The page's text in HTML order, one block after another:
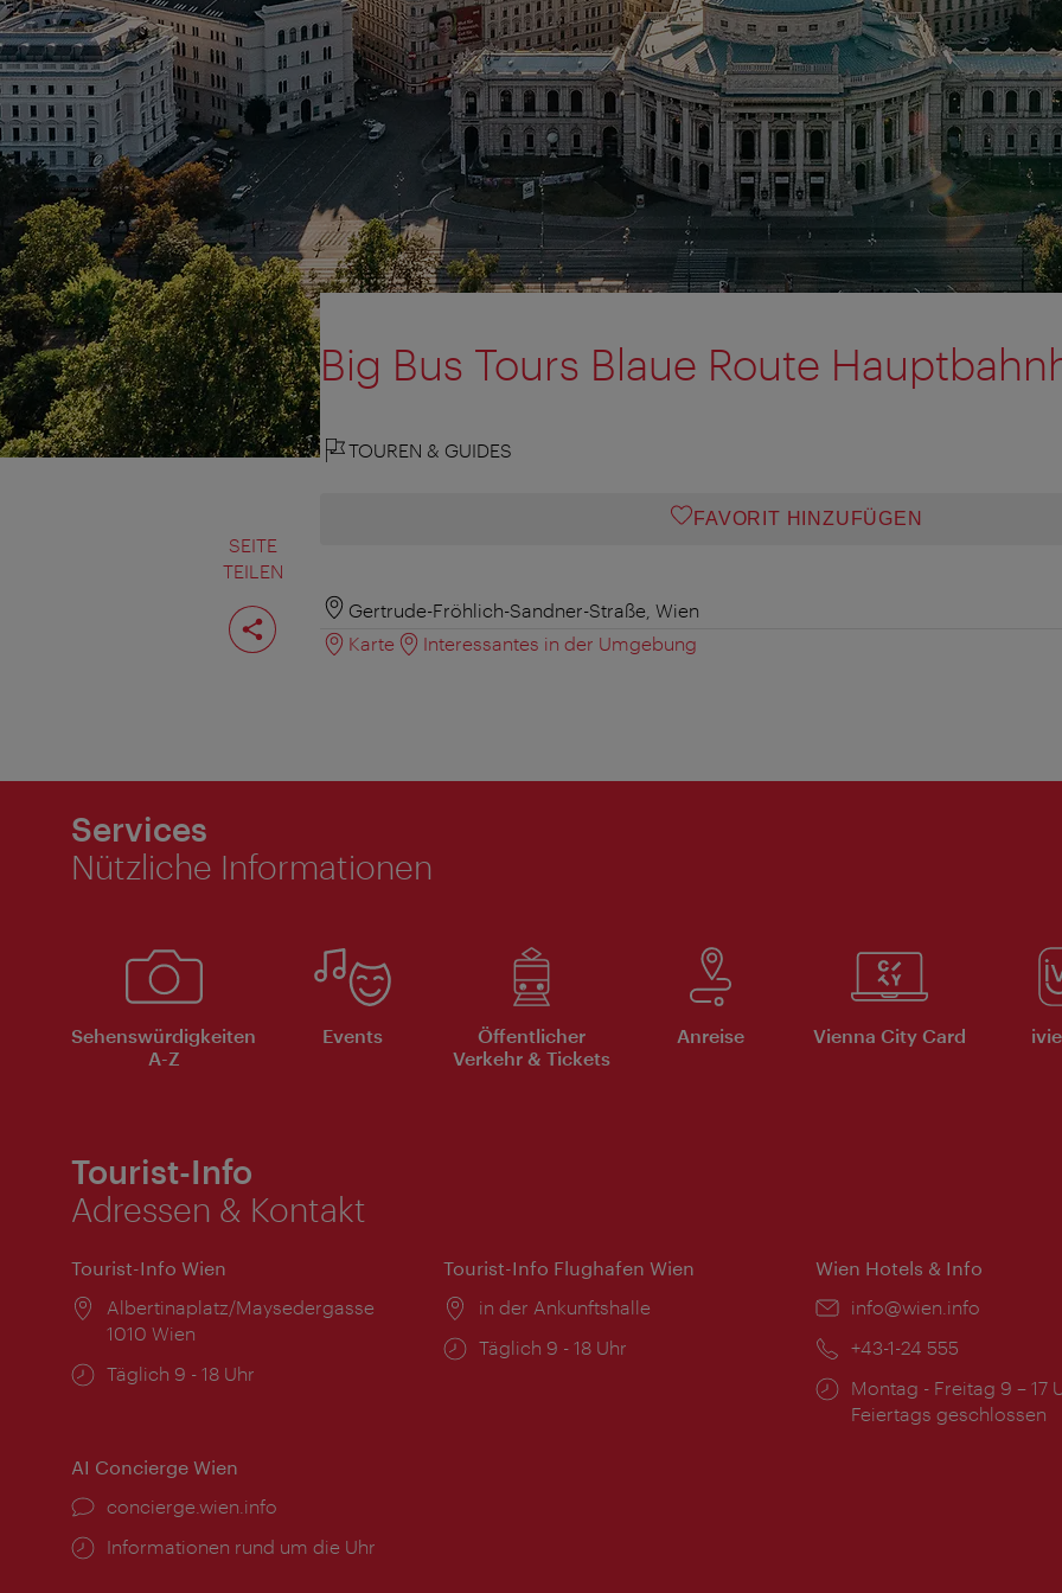
SEITE
TEILEN
Seite
teilen
Big Bus Tours Blaue Route
TOUREN & GUIDES
FAVORIT HINZUFÜGEN
Gertrude-Fröhlich-Sandner-Straße, Wien
Karte
Interessantes in der Umgebung
Services
Nützliche Informationen
Sehenswürdigkeiten
A-Z
Events
Öffentlicher
Verkehr & Tickets
Anreise Vienna City Card
Tourist-Info
Adressen & Kontakt
Tourist-Info Wien
Ort:
Albertinaplatz/Maysedergasse
1010 Wien
Öffnungszeiten:
Täglich 9 - 18 Uhr
Tourist-Info Flughafen Wien
Ort:
in der Ankunftshalle
Öffnungszeiten:
Täglich 9 - 18 Uhr
Wien Hotels & Info
Email:
info@wien.info
Telefon:
+43-1-24 555
Öffnungszeiten:
Montag - Freitag 9 – 17
Feiertags geschlossen
AI Concierge Wien
Ort:
concierge.wien.info
Öffnungszeiten:
Informationen rund um die Uhr